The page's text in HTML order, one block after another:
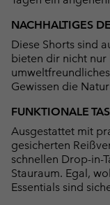
NACHHALTIGES
Diese Shorts sind
bieten dir nicht
Gewissen die
FUNKTIONALE
Ausgestattet mit
gesicherten
schnellen Drop-in-
Stauraum. Egal,
Essentials sind